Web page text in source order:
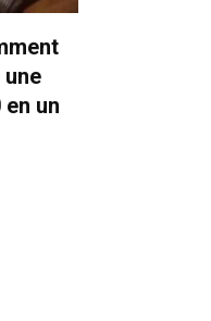
une
un